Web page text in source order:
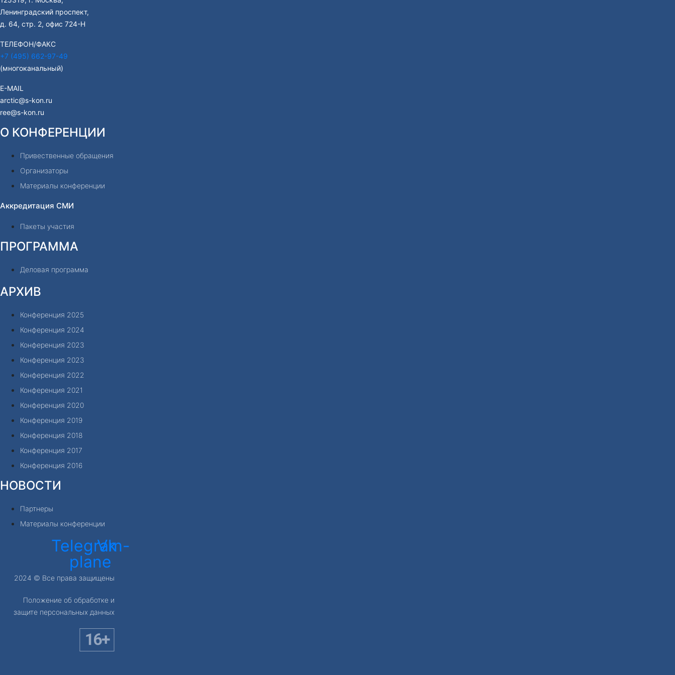
Ленинградский проспект,
д. 64, стр. 2, офис 724-Н
ТЕЛЕФОН/ФАКС
+7 (495) 662-97-49
(многоканальный)
E-MAIL
arctic@s-kon.ru
ree@s-kon.ru
О КОНФЕРЕНЦИИ
Привественные обращения
Организаторы
Материалы конференции
Аккредитация СМИ
Пакеты участия
ПРОГРАММА
Деловая программа
АРХИВ
Конференция 2025
Конференция 2024
Конференция 2023
Конференция 2023
Конференция 2022
Конференция 2021
Конференция 2020
Конференция 2019
Конференция 2018
Конференция 2017
Конференция 2016
НОВОСТИ
Партнеры
Материалы конференции
Telegram-
plane
Vk
2024 © Все права защищены
Положение об обработке и
защите персональных данных